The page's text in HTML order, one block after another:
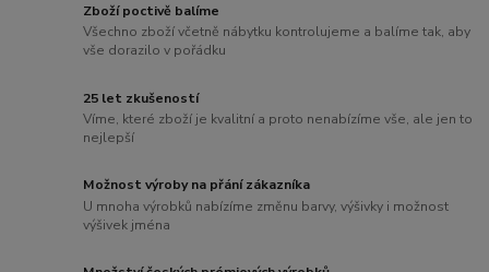
Zboží poctivě balíme
Všechno zboží včetně nábytku kontrolujeme a balíme tak, aby
vše dorazilo v pořádku
25 let zkušeností
Víme, které zboží je kvalitní a proto nenabízíme vše, ale jen to
nejlepší
Možnost výroby na přání zákazníka
U mnoha výrobků nabízíme změnu barvy, výšivky i možnost
výšivek jména